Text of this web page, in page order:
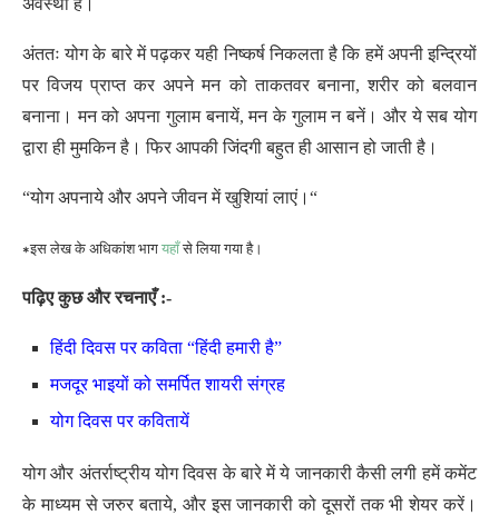
अंततः योग के बारे में पढ़कर यही निष्कर्ष निकलता है कि हमें अपनी इन्द्रियों
पर विजय प्राप्त कर अपने मन को ताकतवर बनाना, शरीर को बलवान
बनाना। मन को अपना गुलाम बनायें, मन के गुलाम न बनें। और ये सब योग
द्वारा ही मुमकिन है। फिर आपकी जिंदगी बहुत ही आसान हो जाती है।
“योग अपनाये और अपने जीवन में खुशियां लाएं।“
∗इस लेख के अधिकांश भाग यहाँसे लिया गया है।
पढ़िए कुछ और रचनाएँ :-
हिंदी दिवस पर कविता “हिंदी हमारी है”
मजदूर भाइयों को समर्पित शायरी संग्रह
योग दिवस पर कवितायें
योग और अंतर्राष्ट्रीय योग दिवस के बारे में ये जानकारी कैसी लगी हमें कमेंट
के माध्यम से जरुर बताये, और इस जानकारी को दूसरों तक भी शेयर करें।